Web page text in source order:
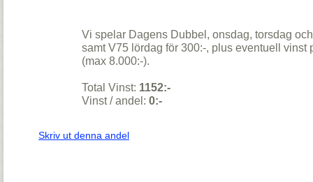
Vi spelar Dagens Dubbel, onsdag, torsdag
samt V75 lördag för 300:-, plus eventuell vinst
(max 8.000:-).
Total Vinst: 1152:-
Vinst / andel:0:-
Skriv ut denna andel